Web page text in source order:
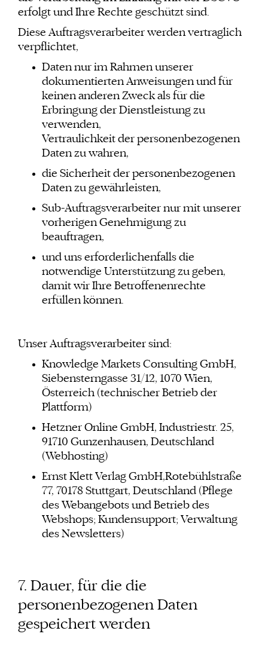
erfolgt und Ihre Rechte geschützt sind.
Diese Auftragsverarbeiter werden vertraglich
verpflichtet,
Daten nur im Rahmen unserer
dokumentierten Anweisungen und für
keinen anderen Zweck als für die
Erbringung der Dienstleistung zu
verwenden,
Vertraulichkeit der personenbezogenen
Daten zu wahren,
die Sicherheit der personenbezogenen
Daten zu gewährleisten,
Sub-Auftragsverarbeiter nur mit unserer
vorherigen Genehmigung zu
beauftragen,
und uns erforderlichenfalls die
notwendige Unterstützung zu geben,
damit wir Ihre Betroffenenrechte
erfüllen können.
Unser Auftragsverarbeiter sind:
Knowledge Markets Consulting GmbH,
Siebensterngasse 31/12, 1070 Wien,
Österreich (technischer Betrieb der
Plattform)
Hetzner Online GmbH, Industriestr. 25,
91710 Gunzenhausen, Deutschland
(Webhosting)
Ernst Klett Verlag GmbH,Rotebühlstraße
77, 70178 Stuttgart, Deutschland (Pflege
des Webangebots und Betrieb des
Webshops; Kundensupport; Verwaltung
des Newsletters)
7. Dauer, für die die
personenbezogenen Daten
gespeichert werden